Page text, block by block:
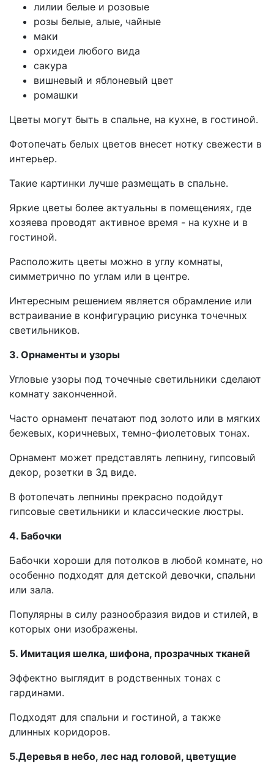
лилии белые и розовые
розы белые, алые, чайные
маки
орхидеи любого вида
сакура
вишневый и яблоневый цвет
ромашки
Цветы могут быть в спальне, на кухне, в гостиной.
Фотопечать белых цветов внесет нотку свежести в
интерьер.
Такие картинки лучше размещать в спальне.
Яркие цветы более актуальны в помещениях, где
хозяева проводят активное время - на кухне и в
гостиной.
Расположить цветы можно в углу комнаты,
симметрично по углам или в центре.
Интересным решением является обрамление или
встраивание в конфигурацию рисунка точечных
светильников.
3. Орнаменты и узоры
Угловые узоры под точечные светильники сделают
комнату законченной.
Часто орнамент печатают под золото или в мягких
бежевых, коричневых, темно-фиолетовых тонах.
Орнамент может представлять лепнину, гипсовый
декор, розетки в 3д виде.
В фотопечать лепнины прекрасно подойдут
гипсовые светильники и классические люстры.
4. Бабочки
Бабочки хороши для потолков в любой комнате, но
особенно подходят для детской девочки, спальни
или зала.
Популярны в силу разнообразия видов и стилей, в
которых они изображены.
5. Имитация шелка, шифона, прозрачных тканей
Эффектно выглядит в родственных тонах с
гардинами.
Подходят для спальни и гостиной, а также
длинных коридоров.
5.Деревья в небо, лес над головой, цветущие